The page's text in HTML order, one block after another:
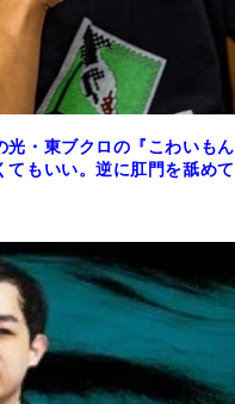
光・東ブクロの『こわいもん
もいい。逆に肛門を舐めて